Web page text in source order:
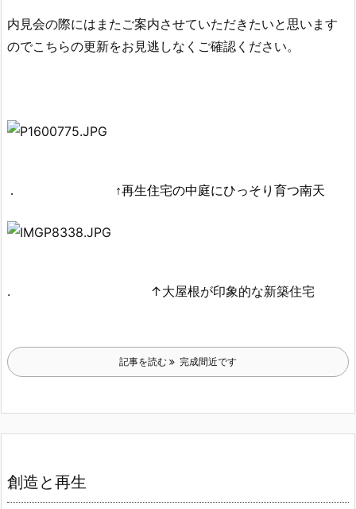
内見会の際にはまたご案内させていただきたいと思います
のでこちらの更新をお見逃しなくご確認ください。
. ↑再生住宅の中庭にひっそり育つ南天
. ↑大屋根が印象的な新築住宅
記事を読む 完成間近です
創造と再生